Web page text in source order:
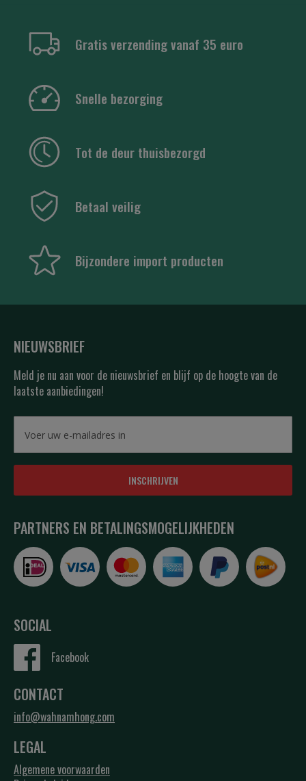
Gratis verzending vanaf 35 euro
Snelle bezorging
Tot de deur thuisbezorgd
Betaal veilig
Bijzondere import producten
NIEUWSBRIEF
Meld je nu aan voor de nieuwsbrief en blijf op de hoogte van de
laatste aanbiedingen!
INSCHRIJVEN
PARTNERS EN BETALINGSMOGELIJKHEDEN
SOCIAL
Facebook
CONTACT
info@wahnamhong.com
LEGAL
Algemene voorwaarden